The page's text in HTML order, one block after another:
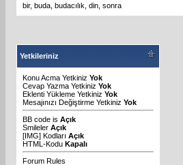
bir, buda budacılık din sonra
Yetkileriniz
Konu Acma Yetkiniz Yok
Cevap Yazma Yetkiniz Yok
Eklenti Yükleme Yetkiniz Yok
Mesajınızı Değiştirme Yetkiniz Yok
BB code is Açık
Smileler Açık
[IMG] Kodları Açık
HTML-Kodu Kapalı
Forum Rules